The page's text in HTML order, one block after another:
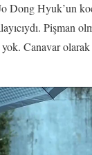
Dong Hyuk’un
Pişman
yok. Canavar